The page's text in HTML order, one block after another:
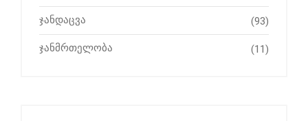
ჯანდაცვა (93)
ჯანმრთელობა (11)